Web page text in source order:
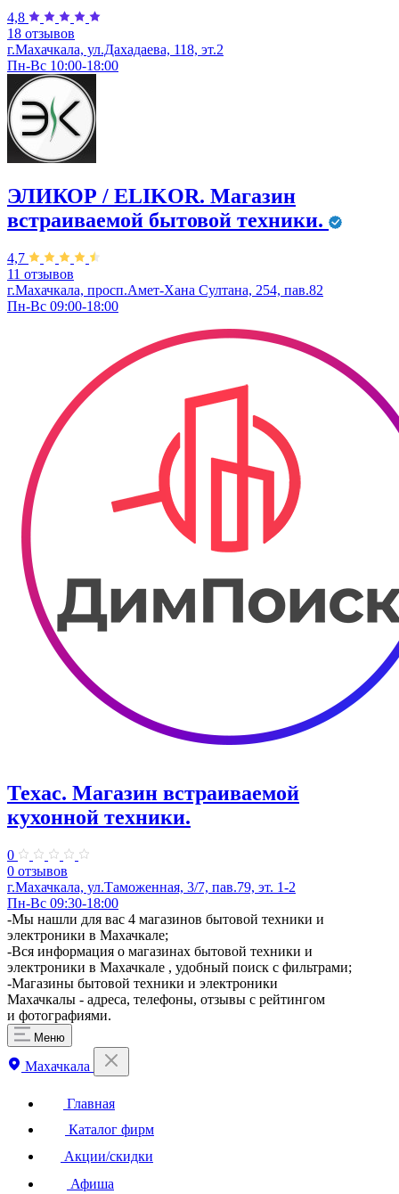
4,8
18 отзывов
г.Махачкала, ул.Дахадаева, 118, эт.2
Пн-Вс 10:00-18:00
ЭЛИКОР / ELIKOR. Магазин
встраиваемой бытовой техники.
4,7
11 отзывов
г.Махачкала, просп.Амет-Хана Султана, 254, пав.82
Пн-Вс 09:00-18:00
Техас. Магазин встраиваемой
кухонной техники.
0
0 отзывов
г.Махачкала, ул.Таможенная, 3/7​, пав.79, эт. 1-2
Пн-Вс 09:30-18:00
-Мы нашли для вас 4 магазинов бытовой техники и
электроники в Махачкале;
-Вся информация о магазинах бытовой техники и
электроники в Махачкале , удобный поиск с фильтрами;
-Магазины бытовой техники и электроники
Махачкалы - адреса, телефоны, отзывы с рейтингом
и фотографиями.
Меню
Махачкала
Главная
Каталог фирм
Акции/скидки
Афиша